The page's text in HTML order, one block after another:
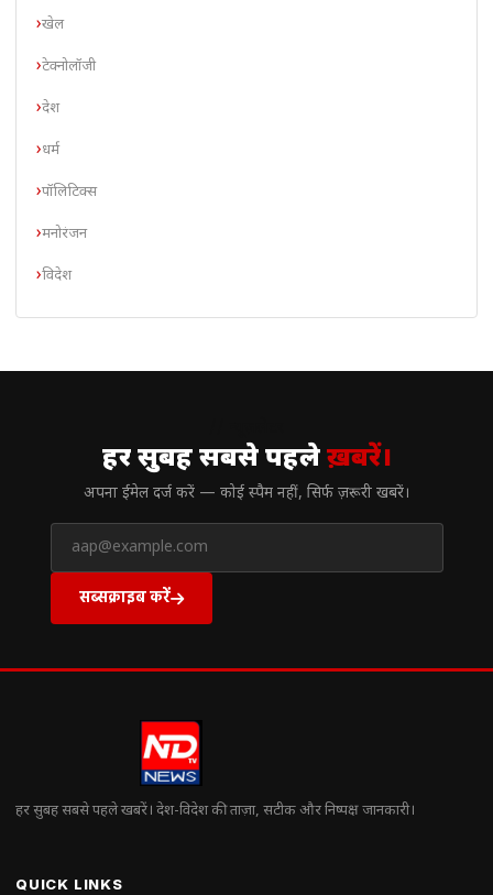
खेल
टेक्नोलॉजी
देश
धर्म
पॉलिटिक्स
मनोरंजन
विदेश
हर सुबह सबसे पहलेख़बरें।
अपना ईमेल दर्ज करें — कोई स्पैम नहीं, सिर्फ ज़रूरी खबरें।
सब्सक्राइब करें
हर सुबह सबसे पहले खबरें। देश-विदेश की ताज़ा, सटीक और निष्पक्ष जानकारी।
QUICK LINKS